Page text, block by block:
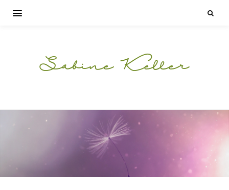
Sabine Keller